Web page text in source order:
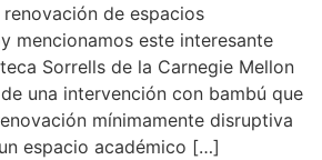
de espacios
mencionamos este interesante
Sorrells de la Carnegie Mellon
una intervención con bambú que
mínimamente disruptiva
espacio académico […]